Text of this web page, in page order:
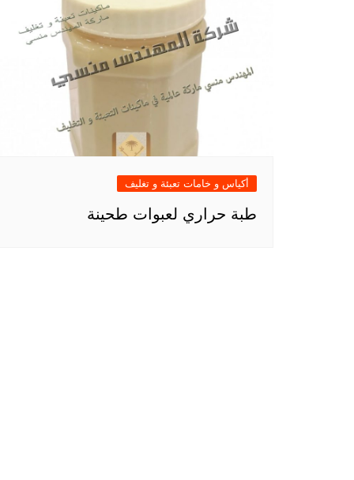
أكياس و خامات تعبئة و تغليف
طبة حراري لعبوات طحينة